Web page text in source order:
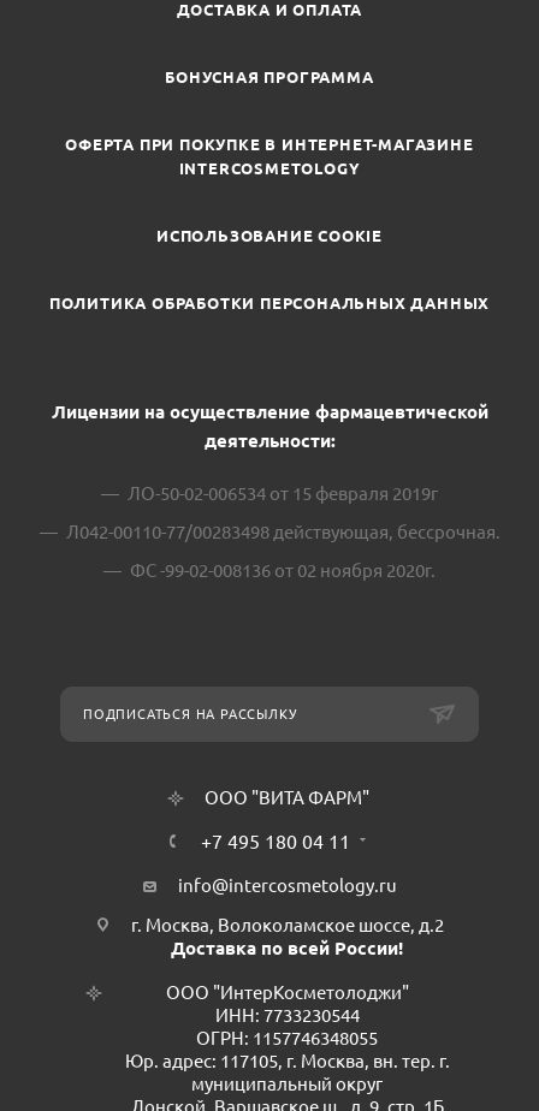
ДОСТАВКА И ОПЛАТА
БОНУСНАЯ ПРОГРАММА
ОФЕРТА ПРИ ПОКУПКЕ В ИНТЕРНЕТ-МАГАЗИНЕ
INTERCOSMETOLOGY
ИСПОЛЬЗОВАНИЕ COOKIE
ПОЛИТИКА ОБРАБОТКИ ПЕРСОНАЛЬНЫХ ДАННЫХ
Лицензии на осуществление фармацевтической
деятельности:
ЛО-50-02-006534 от 15 февраля 2019г
Л042-00110-77/00283498 действующая, бессрочная.
ФС -99-02-008136 от 02 ноября 2020г.
ПОДПИСАТЬСЯ НА РАССЫЛКУ
ООО "ВИТА ФАРМ"
+7 495 180 04 11
info@intercosmetology.ru
г. Москва, Волоколамское шоссе, д.2
Доставка по всей России!
ООО "ИнтерКосметолоджи"
ИНН: 7733230544
ОГРН: 1157746348055
Юр. адрес: 117105, г. Москва, вн. тер. г.
муниципальный округ
Донской, Варшавское ш., д. 9, стр. 1Б